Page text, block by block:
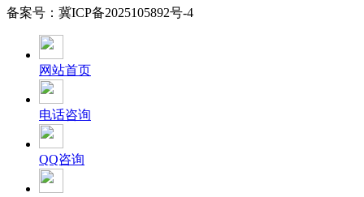
备案号：冀ICP备2025105892号-4
网站首页
电话咨询
QQ咨询